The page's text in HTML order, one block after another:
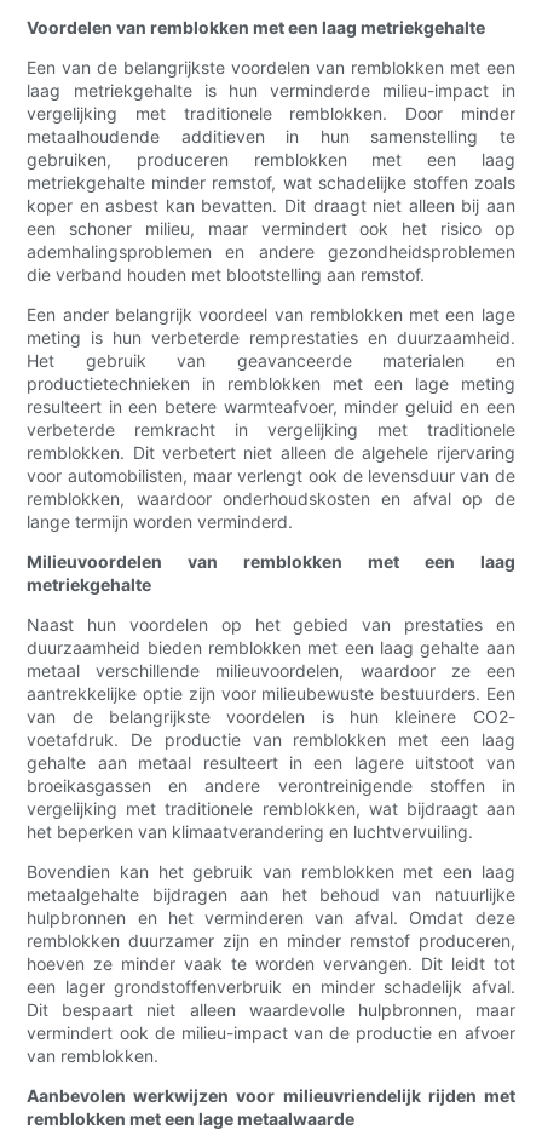
Voordelen van remblokken met een laag metriekgehalte
Een van de belangrijkste voordelen van remblokken met een
laag metriekgehalte is hun verminderde milieu-impact in
vergelijking met traditionele remblokken. Door minder
metaalhoudende additieven in hun samenstelling te
gebruiken, produceren remblokken met een laag
metriekgehalte minder remstof, wat schadelijke stoffen zoals
koper en asbest kan bevatten. Dit draagt ​​niet alleen bij aan
een schoner milieu, maar vermindert ook het risico op
ademhalingsproblemen en andere gezondheidsproblemen
die verband houden met blootstelling aan remstof.
Een ander belangrijk voordeel van remblokken met een lage
meting is hun verbeterde remprestaties en duurzaamheid.
Het gebruik van geavanceerde materialen en
productietechnieken in remblokken met een lage meting
resulteert in een betere warmteafvoer, minder geluid en een
verbeterde remkracht in vergelijking met traditionele
remblokken. Dit verbetert niet alleen de algehele rijervaring
voor automobilisten, maar verlengt ook de levensduur van de
remblokken, waardoor onderhoudskosten en afval op de
lange termijn worden verminderd.
Milieuvoordelen van remblokken met een laag
metriekgehalte
Naast hun voordelen op het gebied van prestaties en
duurzaamheid bieden remblokken met een laag gehalte aan
metaal verschillende milieuvoordelen, waardoor ze een
aantrekkelijke optie zijn voor milieubewuste bestuurders. Een
van de belangrijkste voordelen is hun kleinere CO2-
voetafdruk. De productie van remblokken met een laag
gehalte aan metaal resulteert in een lagere uitstoot van
broeikasgassen en andere verontreinigende stoffen in
vergelijking met traditionele remblokken, wat bijdraagt ​​aan
het beperken van klimaatverandering en luchtvervuiling.
Bovendien kan het gebruik van remblokken met een laag
metaalgehalte bijdragen aan het behoud van natuurlijke
hulpbronnen en het verminderen van afval. Omdat deze
remblokken duurzamer zijn en minder remstof produceren,
hoeven ze minder vaak te worden vervangen. Dit leidt tot
een lager grondstoffenverbruik en minder schadelijk afval.
Dit bespaart niet alleen waardevolle hulpbronnen, maar
vermindert ook de milieu-impact van de productie en afvoer
van remblokken.
Aanbevolen werkwijzen voor milieuvriendelijk rijden met
remblokken met een lage metaalwaarde